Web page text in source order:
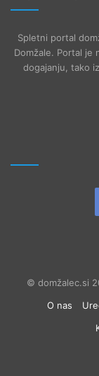
Spletni portal
Domžale. Portal je
dogajanju, tako
© domžalec.si
O nas